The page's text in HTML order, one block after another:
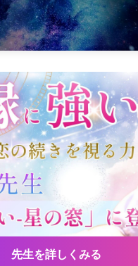
先生を詳しくみる